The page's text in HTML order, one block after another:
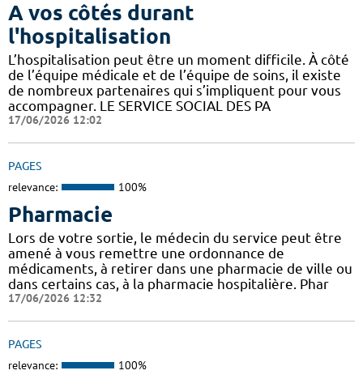
A vos côtés durant
l'hospitalisation
L’hospitalisation peut être un moment difficile. À côté
de l’équipe médicale et de l’équipe de soins, il existe
de nombreux partenaires qui s’impliquent pour vous
accompagner. LE SERVICE SOCIAL DES PA
17/06/2026 12:02
PAGES
relevance: 100%
Pharmacie
Lors de votre sortie, le médecin du service peut être
amené à vous remettre une ordonnance de
médicaments, à retirer dans une pharmacie de ville ou
dans certains cas, à la pharmacie hospitalière. Phar
17/06/2026 12:32
PAGES
relevance: 100%